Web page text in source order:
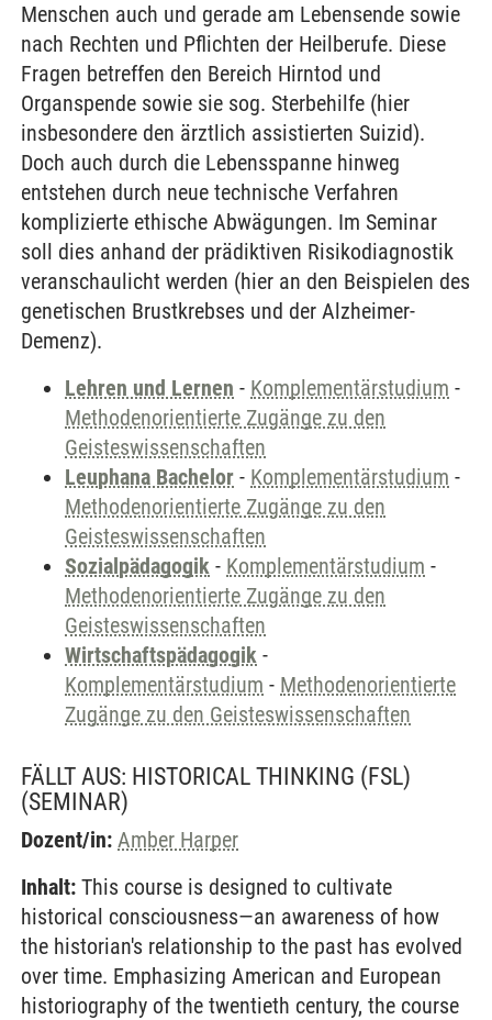
Menschen auch und gerade am Lebensende sowie
nach Rechten und Pflichten der Heilberufe. Diese
Fragen betreffen den Bereich Hirntod und
Organspende sowie sie sog. Sterbehilfe (hier
insbesondere den ärztlich assistierten Suizid).
Doch auch durch die Lebensspanne hinweg
entstehen durch neue technische Verfahren
komplizierte ethische Abwägungen. Im Seminar
soll dies anhand der prädiktiven Risikodiagnostik
veranschaulicht werden (hier an den Beispielen des
genetischen Brustkrebses und der Alzheimer-
Demenz).
Lehren und Lernen - Komplementärstudium -
Methodenorientierte Zugänge zu den
Geisteswissenschaften
Leuphana Bachelor - Komplementärstudium -
Methodenorientierte Zugänge zu den
Geisteswissenschaften
Sozialpädagogik - Komplementärstudium -
Methodenorientierte Zugänge zu den
Geisteswissenschaften
Wirtschaftspädagogik -
Komplementärstudium - Methodenorientierte
Zugänge zu den Geisteswissenschaften
FÄLLT AUS: HISTORICAL THINKING (FSL)
(SEMINAR)
Dozent/in: Amber Harper
Inhalt: This course is designed to cultivate
historical consciousness—an awareness of how
the historian's relationship to the past has evolved
over time. Emphasizing American and European
historiography of the twentieth century, the course